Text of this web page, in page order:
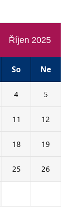
Říjen 2025
So Ne
4 5
11 12
18 19
25 26